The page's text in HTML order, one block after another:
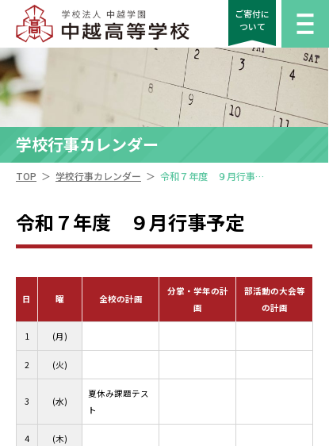
ご寄付に
ついて
学校行事カレンダー
TOP ＞ 学校行事カレンダー ＞ 令和７年度 ９月行事予定
令和７年度 ９月行事予定
日 曜 全校の計画
分掌・学年の計
画
部活動の大会等
の計画
1 (月)
2 (火)
3 (水)
夏休み課題テス
ト
4 (木)